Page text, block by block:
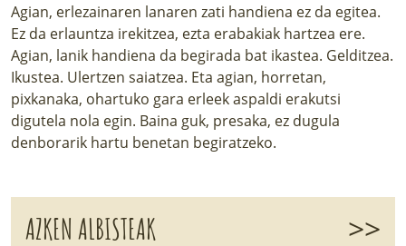
Agian, erlezainaren lanaren zati handiena ez da egitea.
Ez da erlauntza irekitzea, ezta erabakiak hartzea ere.
Agian, lanik handiena da begirada bat ikastea. Gelditzea.
Ikustea. Ulertzen saiatzea. Eta agian, horretan,
pixkanaka, ohartuko gara erleek aspaldi erakutsi
digutela nola egin. Baina guk, presaka, ez dugula
denborarik hartu benetan begiratzeko.
AZKEN ALBISTEAK >>